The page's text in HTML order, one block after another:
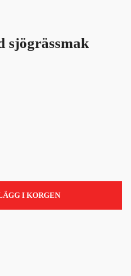
sjögrässmak
I KORGEN